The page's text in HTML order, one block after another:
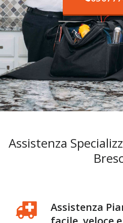
Assistenza
Assistenza